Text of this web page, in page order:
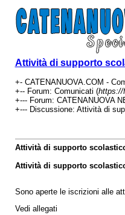
Attività di supporto
+- CATENANUOVA.COM -
+-- Forum: Comunicati (https://
+--- Forum: CATENANUOVA
+--- Discussione: Attività di
Attività di supporto
Attività di supporto
Sono aperte le iscrizioni alle
Vedi allegati